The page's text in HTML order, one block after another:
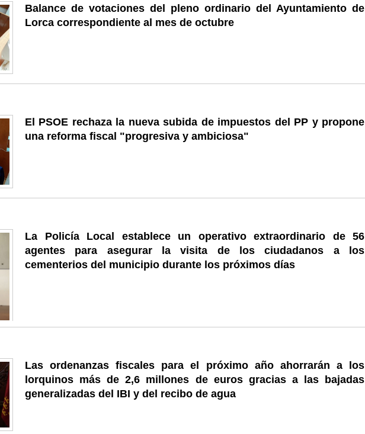
Balance de votaciones del pleno ordinario del Ayuntamiento de
Lorca correspondiente al mes de octubre
El PSOE rechaza la nueva subida de impuestos del PP y propone
una reforma fiscal "progresiva y ambiciosa"
La Policía Local establece un operativo extraordinario de 56
agentes para asegurar la visita de los ciudadanos a los
cementerios del municipio durante los próximos días
Las ordenanzas fiscales para el próximo año ahorrarán a los
lorquinos más de 2,6 millones de euros gracias a las bajadas
generalizadas del IBI y del recibo de agua